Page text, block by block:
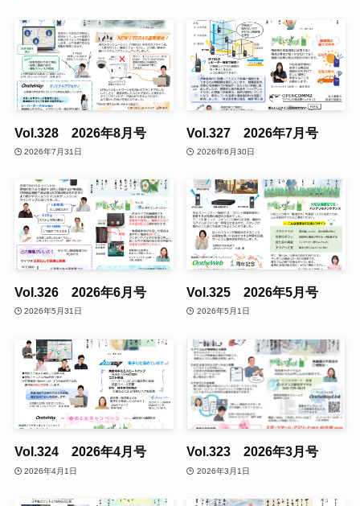
Vol.328 2026年8月号
2026年7月31日
Vol.327 2026年7月号
2026年6月30日
Vol.326 2026年6月号
2026年5月31日
Vol.325 2026年5月号
2026年5月1日
Vol.324 2026年4月号
2026年4月1日
Vol.323 2026年3月号
2026年3月1日